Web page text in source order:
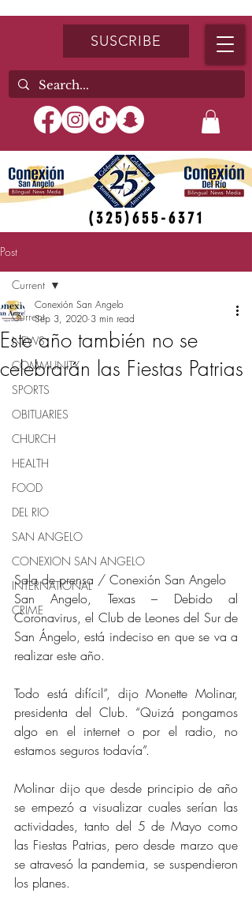
SUSCRIBE
(325)655-6371
Post
Current
NEWS
COMMUNITY
SPORTS
OBITUARIES
CHURCH
HEALTH
FOOD
DEL RIO
SAN ANGELO
CONEXION SAN ANGELO
INTERNATIONAL
CRIME
Current
Este año también no se
celebrarán las Fiestas Patrias
Conexión San Angelo
Sep 3, 2020 3 min read
Sala de prensa / Conexión San Angelo
San Angelo, Texas – Debido al
Coronavirus, el Club de Leones del Sur de
San Ángelo, está indeciso en que se va a
realizar este año.
Todo está difícil”, dijo Monette Molinar,
presidenta del Club. “Quizá pongamos
algo en el internet o por el radio, no
estamos seguros todavía”.
Molinar dijo que desde principio de año
se empezó a visualizar cuales serían las
actividades, tanto del 5 de Mayo como
las Fiestas Patrias, pero desde marzo que
se atravesó la pandemia, se suspendieron
los planes.